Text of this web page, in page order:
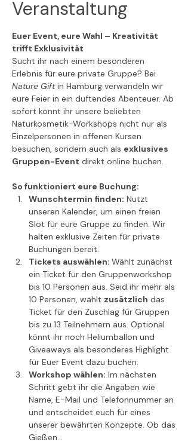
Veranstaltung
Euer Event, eure Wahl – Kreativität
trifft Exklusivität
Sucht ihr nach einem besonderen
Erlebnis für eure private Gruppe? Bei
Nature Gift in Hamburg verwandeln wir
eure Feier in ein duftendes Abenteuer. Ab
sofort könnt ihr unsere beliebten
Naturkosmetik-Workshops nicht nur als
Einzelpersonen in offenen Kursen
besuchen, sondern auch als exklusives
Gruppen-Event direkt online buchen.
So funktioniert eure Buchung:
Wunschtermin finden: Nutzt
unseren Kalender, um einen freien
Slot für eure Gruppe zu finden. Wir
halten exklusive Zeiten für private
Buchungen bereit.
Tickets auswählen: Wählt zunächst
ein Ticket für den Gruppenworkshop
bis 10 Personen aus. Seid ihr mehr als
10 Personen, wählt zusätzlich das
Ticket für den Zuschlag für Gruppen
bis zu 13 Teilnehmern aus. Optional
könnt ihr noch Heliumballon und
Giveaways als besonderes Highlight
für Euer Event dazu buchen.
Workshop wählen: Im nächsten
Schritt gebt ihr die Angaben wie
Name, E-Mail und Telefonnummer an
und entscheidet euch für eines
unserer bewährten Konzepte. Ob das
Gießen…